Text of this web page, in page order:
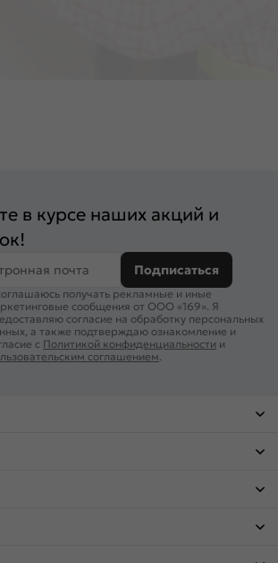
в курсе наших акций и
почта Подписаться
получать рекламные и иные
сообщения от ООО «169». Я
согласие на обработку персональных
а также подтверждаю ознакомление и
с Политикой конфиденциальности и
соглашением.